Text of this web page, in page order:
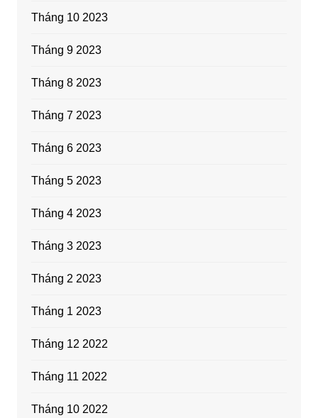
Tháng 10 2023
Tháng 9 2023
Tháng 8 2023
Tháng 7 2023
Tháng 6 2023
Tháng 5 2023
Tháng 4 2023
Tháng 3 2023
Tháng 2 2023
Tháng 1 2023
Tháng 12 2022
Tháng 11 2022
Tháng 10 2022